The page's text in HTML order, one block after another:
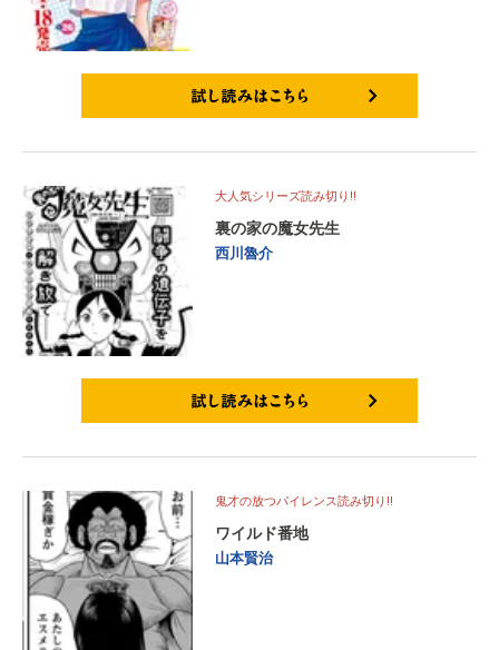
大人気シリーズ読み切り‼
裏の家の魔女先生
西川魯介
鬼才の放つパイレンス読み切り‼
ワイルド番地
山本賢治